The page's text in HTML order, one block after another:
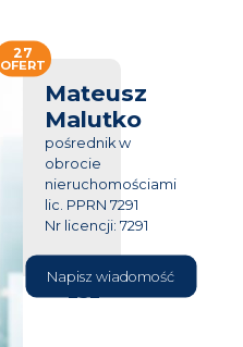
Mateusz
Malutko
pośrednik w
obrocie
nieruchomościami
lic. PPRN 7291
Nr licencji: 7291
604 177
232
Napisz wiadomość
27
OFERT